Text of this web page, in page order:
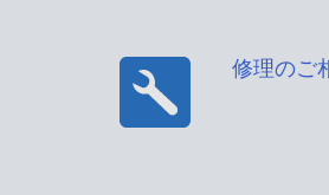
修理のご